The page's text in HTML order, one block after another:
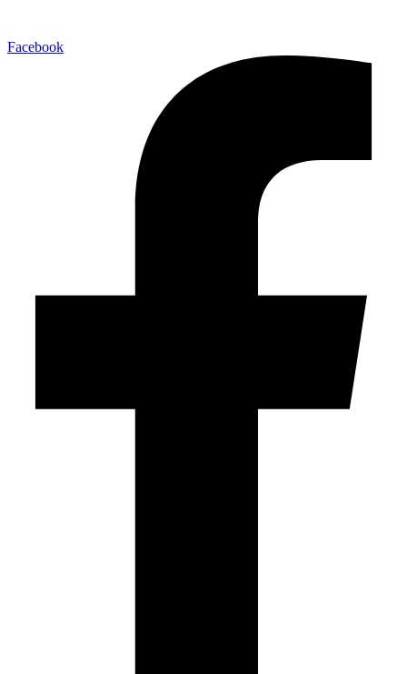
Facebook